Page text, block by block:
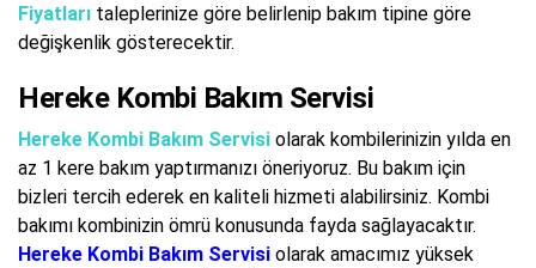
Fiyatları taleplerinize göre belirlenip bakım tipine göre
değişkenlik gösterecektir.
Hereke Kombi Bakım Servisi
Hereke Kombi Bakım Servisi olarak kombilerinizin yılda en
az 1 kere bakım yaptırmanızı öneriyoruz. Bu bakım için
bizleri tercih ederek en kaliteli hizmeti alabilirsiniz. Kombi
bakımı kombinizin ömrü konusunda fayda sağlayacaktır.
Hereke Kombi Bakım Servisi olarak amacımız yüksek